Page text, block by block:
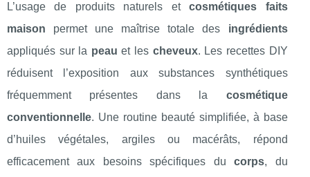
L’usage de produits naturels etcosmétiques faits
maison permet une maîtrise totale des ingrédients
appliqués sur la peau et les cheveux. Les recettes DIY
réduisent l’exposition aux substances synthétiques
fréquemment présentes dans la cosmétique
conventionnelle. Une routine beauté simplifiée, à base
d’huiles végétales, argiles ou macérâts, répond
efficacement aux besoins spécifiques ducorps, du